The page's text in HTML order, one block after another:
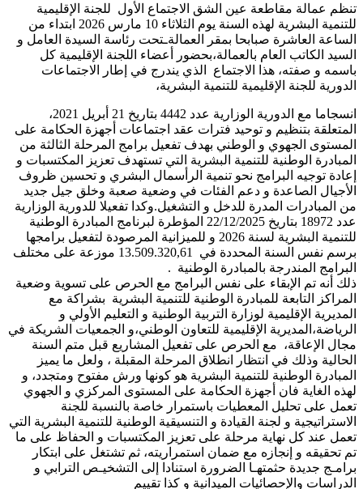
تنظم عمالة مقاطعة عين الشق الاجتماع الأول للجنة الإقليمية
للتنمية البشرية لهذه السنة يوم الثلاثاء 10 مارس 2026 ابتداء من
الساعة العاشرة صبابحا بمقر العمالةـتحت رئاسة السيدة العامل و
السيد الكاتب العام بالعمالة،بحضور أعضاء اللجنة الإقليمية كل
باسمه و صفته، هذا الاجتماع الذي يندرج في إطار الاجتماعات
الدورية للجنة الإقليمية للتنمية البشرية،
انسجاما مع الدورية الوزارية عدد 4442 بتاريخ 21 أبريل 2021،
المتعلقة بتنظيم و توحيد فترات عقد اجتماعات أجهزة الحكامة على
المستوى الجهوي و الوطني بهدف تفعيل برامج المرحلة الثالثة من
المبادرة الوطنية للتنمية البشرية التي تستهدف تعزيز المكتسبات و
إعادة توجيه البرامج نحو تنمية الرأسمال البشري و تحسين ظروف
الأجيال الصاعدة و دعم الفئات في وضعية صعبة وخلق جيل جديد
من المبادرات المدرة للدخل و التشغيل.وكدا تفعيلا للدورية الوزارية
عدد 18972 بتاريخ 22/12/2025 المؤطرة لبرنامج المبادرة الوطنية
للتنمية البشرية لسنة 2026 و للميزانية المرصودة لتفعيل برامجها
برسم نفس السنة المحددة في 13.509.320,61 موزعة على مختلف
البرامج المندرجة بالمبادرة الوطنية .
ذلك أنه تم الإبقاء على نفس البرامج مع الحرص على تسوية وضعية
المراكز التابعة للمبادرة الوطنية للتنمية البشرية بشراكة مع
المديرية الإقليمية لوزارة التربية الوطنية و التعليم الأولي و
الرياضة،المديرية الإقليمية للتعاون الوطني،و الجمعيات الشريكة في
مجال الإعاقة، مع الحرص على تفعيل المشاريع قبل متم السنة
الحالية وذلك في انتظار انطلاق المرحلة المقبلة ، ولعل ما يميز
المبادرة الوطنية للتنمية البشرية هو كونها ورش مفتوح ومتجدد، و
لهذه الغاية فان أجهزة الحكامة على المستوى المركزي و الجهوي
تعمل على تحليل المعطيات باستمرار خاصة بالنسبة للجنة
الاستراتيجية و لجنة القيادة و التنسيقية الوطنية للتنمية البشرية التي
تعمل عند كل نهاية مرحلة على تعزيز المكتسبات و الحفاظ على ما
تم تحقيقه و إنجازه مع ضمان استمراريته، ثم تشتغل على ابتكار
برامـج جديدة حثمتهـا الضرورة استنادا إلى التشخيـص الترابي و
الدراسات والإحصائيات الميدانية و كذا تقييم